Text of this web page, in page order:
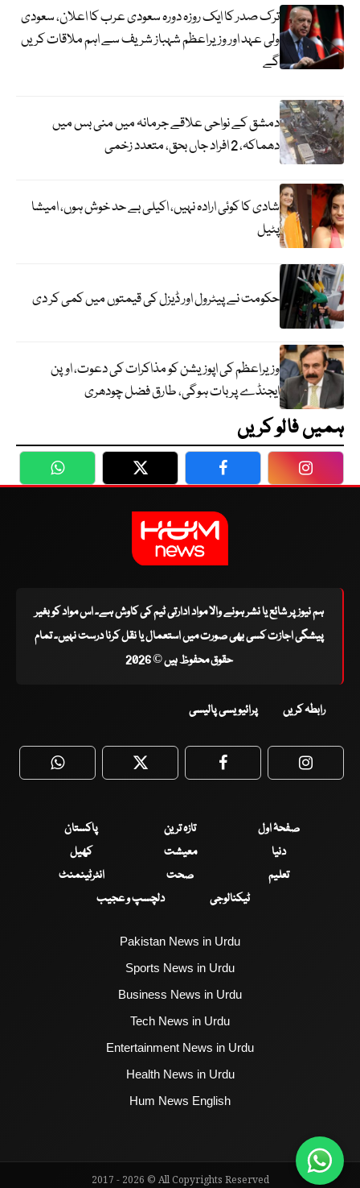
ترک صدر کا ایک روزہ دورہ سعودی عرب کا اعلان، سعودی
ولی عہد اور وزیراعظم شہباز شریف سے اہم ملاقات کریں
گے
دمشق کے نواحی علاقے جرمانہ میں منی بس میں
دھماکہ، 2 افراد جاں بحق، متعدد زخمی
شادی کا کوئی ارادہ نہیں، اکیلی بے حد خوش ہوں، امیشا
پٹیل
حکومت نے پیٹرول اور ڈیزل کی قیمتوں میں کمی کر دی
وزیراعظم کی اپوزیشن کو مذاکرات کی دعوت، اوپن
ایجنڈے پر بات ہوگی، طارق فضل چودھری
ہمیں فالو کریں
WhatsApp Twitter Facebook
ہم نیوز پر شائع یا نشر ہونے والا مواد ادارتی ٹیم کی کاوش ہے۔ اس مواد کو بغیر
پیشگی اجازت کسی بھی صورت میں استعمال یا نقل کرنا درست نہیں۔ تمام
حقوق محفوظ ہیں © 2026
رابطہ کریں پرائیویسی پالیسی
WhatsApp Twitter Facebook
صفحۂ اول تازہ ترین
پاکستان
دنیا
معیشت
کھیل
تعلیم
صحت
انٹرٹینمنٹ
ٹیکنالوجی
دلچسپ و عجیب
Pakistan News in Urdu
Sports News in Urdu
Business News in Urdu
Tech News in Urdu
Entertainment News in Urdu
Health News in Urdu
Hum News English
2017 - 2026 © All Copyrights Reserved